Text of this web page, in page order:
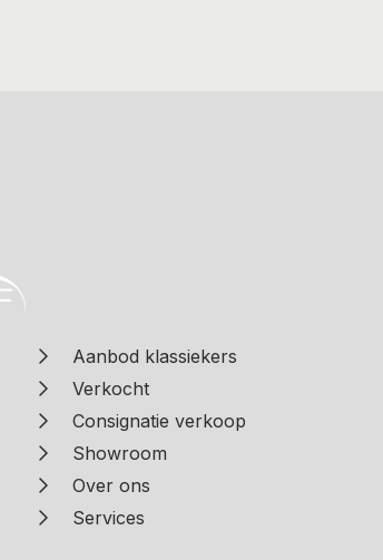
Aanbod klassiekers
Verkocht
Consignatie verkoop
Showroom
Over ons
Services